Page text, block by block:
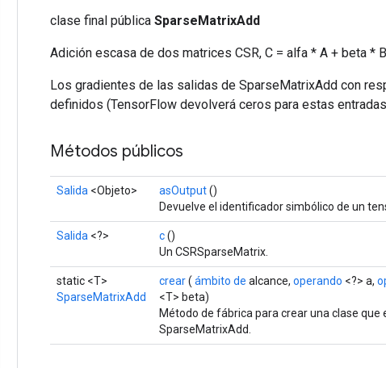
clase final pública SparseMatrixAdd
Adición escasa de dos matrices CSR, C = alfa * A + beta *
Los gradientes de las salidas de SparseMatrixAdd con
definidos (TensorFlow devolverá ceros para estas
Métodos públicos
Salida <Objeto> asOutput()
Devuelve el identificador simbólico de un
Salida <?> c()
Un CSRSparseMatrix.
static <T>
SparseMatrixAdd
crear( ámbito de alcance, operando <?> a,
<T> beta)
Método de fábrica para crear una clase que
SparseMatrixAdd.